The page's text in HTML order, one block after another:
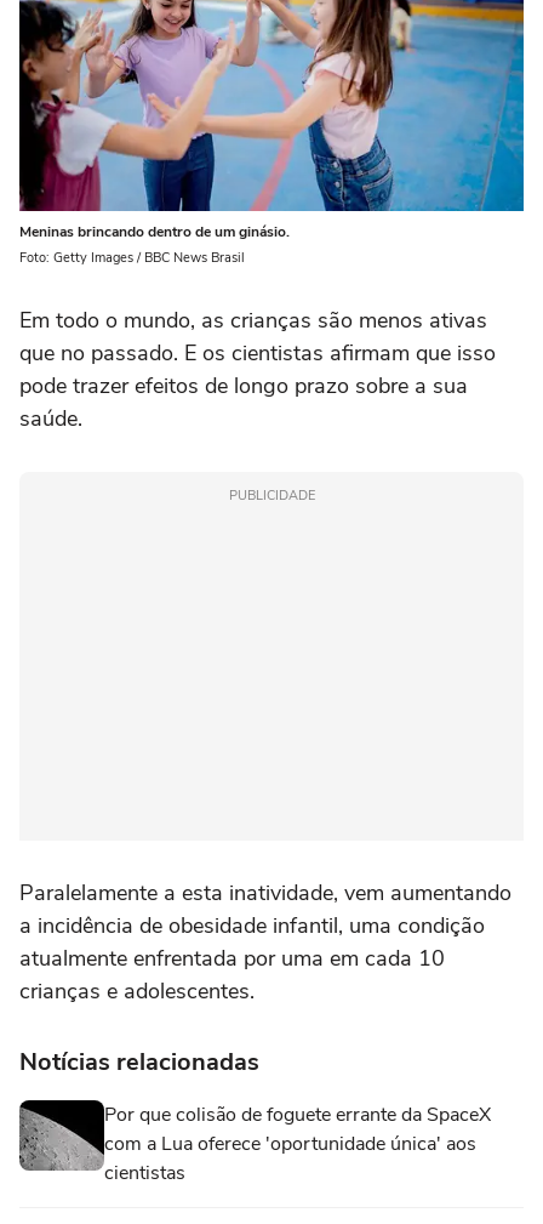
Meninas brincando dentro de um ginásio.
Foto: Getty Images / BBC News Brasil
Em todo o mundo, as crianças são menos ativas
que no passado. E os cientistas afirmam que isso
pode trazer efeitos de longo prazo sobre a sua
saúde.
PUBLICIDADE
Paralelamente a esta inatividade, vem aumentando
a incidência de obesidade infantil, uma condição
atualmente enfrentada por uma em cada 10
crianças e adolescentes.
Notícias relacionadas
Por que colisão de foguete errante da SpaceX
com a Lua oferece 'oportunidade única' aos
cientistas